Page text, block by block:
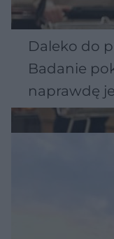
Daleko do
Badanie
naprawdę